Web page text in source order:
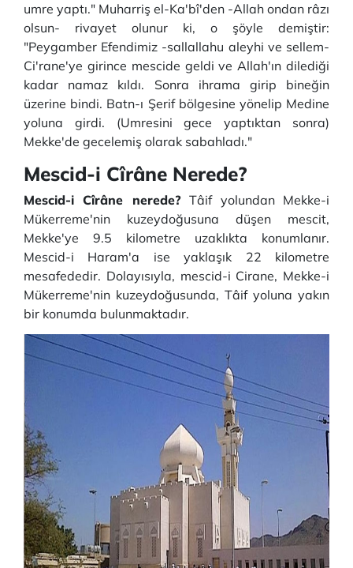
umre yaptı." Muharriş el-Ka'bî'den -Allah ondan râzı
olsun- rivayet olunur ki, o şöyle demiştir:
"Peygamber Efendimiz -sallallahu aleyhi ve sellem-
Ci'rane'ye girince mescide geldi ve Allah'ın dilediği
kadar namaz kıldı. Sonra ihrama girip bineğin
üzerine bindi. Batn-ı Şerif bölgesine yönelip Medine
yoluna girdi. (Umresini gece yaptıktan sonra)
Mekke'de gecelemiş olarak sabahladı."
Mescid-i Cîrâne Nerede?
Mescid-i Cîrâne nerede?Tâif yolundan Mekke-i
Mükerreme'nin kuzeydoğusuna düşen mescit,
Mekke'ye 9.5 kilometre uzaklıkta konumlanır.
Mescid-i Haram'a ise yaklaşık 22 kilometre
mesafededir. Dolayısıyla, mescid-i Cirane, Mekke-i
Mükerreme'nin kuzeydoğusunda, Tâif yoluna yakın
bir konumda bulunmaktadır.